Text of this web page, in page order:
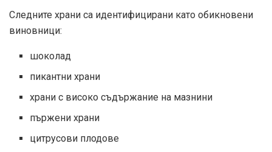
Следните храни са идентифицирани като обикновени
виновници:
шоколад
пикантни храни
храни с високо съдържание на мазнини
пържени храни
цитрусови плодове